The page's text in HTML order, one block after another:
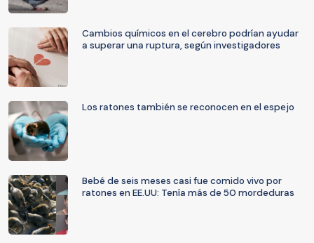
Cambios químicos en el cerebro podrían ayudar
a superar una ruptura, según investigadores
Los ratones también se reconocen en el espejo
Bebé de seis meses casi fue comido vivo por
ratones en EE.UU: Tenía más de 50 mordeduras